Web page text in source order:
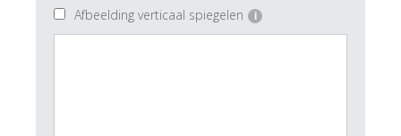
Afbeelding verticaal spiegelen i